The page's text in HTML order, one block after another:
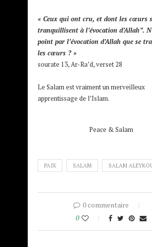
« Ceux qui ont cru, et dont les cœurs
tranquillisent à l’évocation d’Allah”.
point par l’évocation d’Allah que se
les cœurs ? »
sourate 13, Ar-Ra’d, verset 28
Le Salam est vraiment un merveilleux
apprentissage de l’Islam.
Peace & Salam
PAIX SALAM SALAM
0 commentaire
0